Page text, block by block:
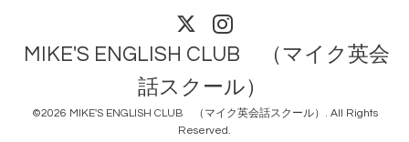
MIKE'S ENGLISH CLUB （マイク英会
話スクール）
©2026 MIKE'S ENGLISH CLUB （マイク英会話スクール）
. All Rights
Reserved.